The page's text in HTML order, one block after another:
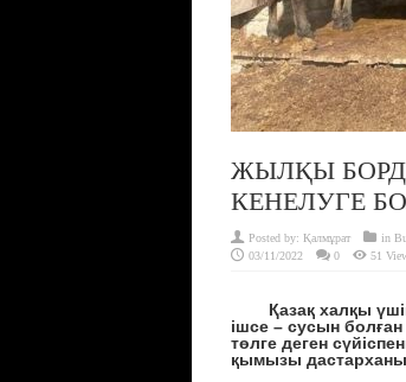
ЖЫЛҚЫ
КЕНЕЛУГЕ
Posted by: Қалмұрат in
03/11/2022
0 51
Қазақ халқы үшін
ішсе – сусын
төлге деген
қымызы